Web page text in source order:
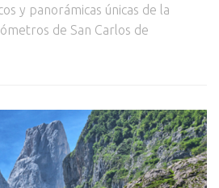
y panorámicas únicas de la
de San Carlos de